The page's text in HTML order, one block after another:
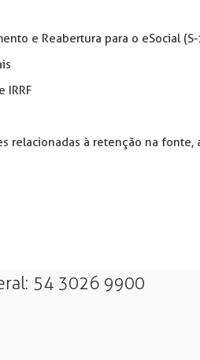
e Reabertura para o eSocial
IRRF
relacionadas à retenção na
54 3026 9900